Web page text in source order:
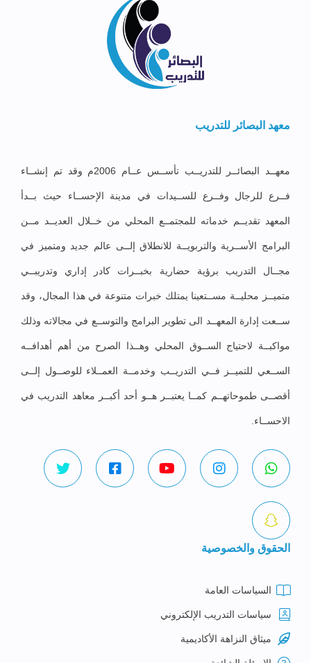
معهد البصائر للتدريب
معهــد البصائــر للتدريــب تأســس عــام 2006م وقد تم إنشــاء
فــرع للرجال وفــرع للســيدات في مدينة الإحســاء حيث بــدأ
المعهد تقديــم خدماته للمجتمــع المحلي من خــلال العديــد مــن
البرامج الأســرية والتربويــة للانطلاق إلــى عالم جديد ومتميز في
مجــال التدريب برؤية حضارية بخبــرات كادر إداري وتدريبــي
متميــز محليــة مســتعينا يمتلك خبرات متنوعة في هذا المجال، وقد
ســعت إدارة المعهــد الى تطوير البرامج والتوســع في مجالاته وذلك
مواكبــة لاحتياج الســوق المحلي وهــذا الصرح من أهم أهدافــه
الســعي للتميــز فــي التدريــب وخدمــة العمــلاء للوصــول إلــى
أقصــى طموحاتهــم كمــا يعتبــر هــو أحد أكبــر معاهد التدريب في
الاحســاء.
الحقوق والخصوصية
السياسات العامة
سياسات التدريب الإلكتروني
ميثاق النزاهة الأكاديمية